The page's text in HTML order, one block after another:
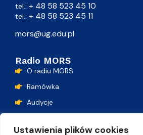
Ustawienia plików cookies
tel.: + 48 58 523 45 10
tel.: + 48 58 523 45 11
mors@ug.edu.pl
Radio MORS
O radiu MORS
Ramówka
Audycje